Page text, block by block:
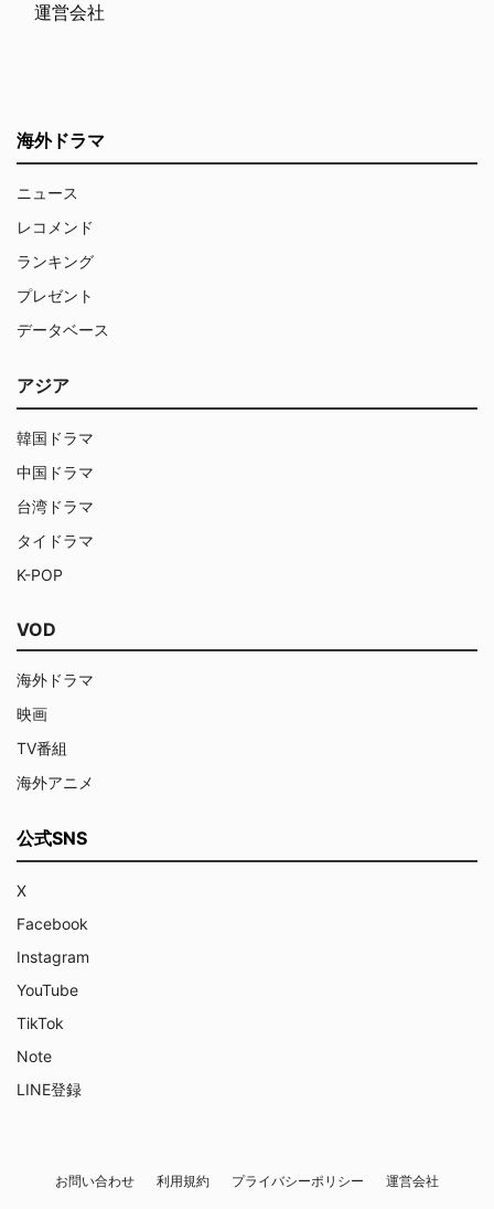
運営会社
海外ドラマ
ニュース
レコメンド
ランキング
プレゼント
データベース
アジア
韓国ドラマ
中国ドラマ
台湾ドラマ
タイドラマ
K-POP
VOD
海外ドラマ
映画
TV番組
海外アニメ
公式SNS
X
Facebook
Instagram
YouTube
TikTok
Note
LINE登録
お問い合わせ 利用規約 プライバシーポリシー 運営会社